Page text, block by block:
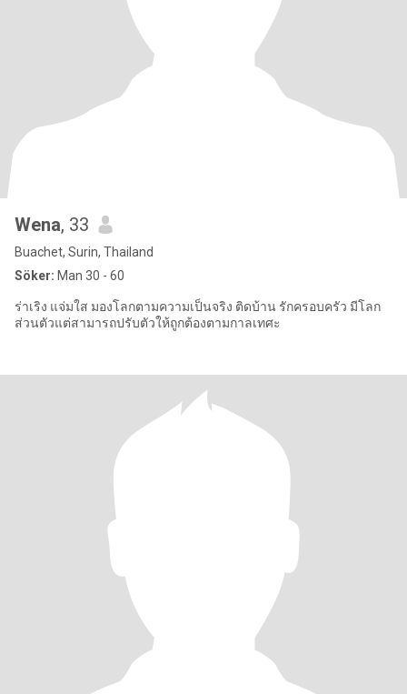
Wena, 33
Buachet, Surin, Thailand
Söker: Man 30 - 60
ร่าเริง แจ่มใส มองโลกตามความเป็นจริง ติดบ้าน รักครอบครัว มีโลก
ส่วนตัวแต่สามารถปรับตัวให้ถูกต้องตามกาลเทศะ